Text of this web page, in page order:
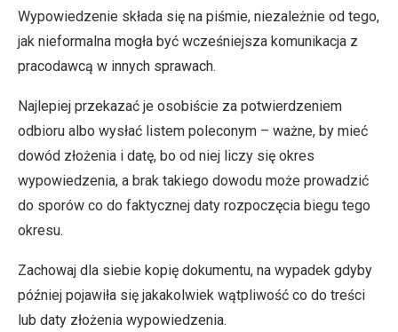
Wypowiedzenie składa się na piśmie, niezależnie od tego,
jak nieformalna mogła być wcześniejsza komunikacja z
pracodawcą w innych sprawach.
Najlepiej przekazać je osobiście za potwierdzeniem
odbioru albo wysłać listem poleconym – ważne, by mieć
dowód złożenia i datę, bo od niej liczy się okres
wypowiedzenia, a brak takiego dowodu może prowadzić
do sporów co do faktycznej daty rozpoczęcia biegu tego
okresu.
Zachowaj dla siebie kopię dokumentu, na wypadek gdyby
później pojawiła się jakakolwiek wątpliwość co do treści
lub daty złożenia wypowiedzenia.